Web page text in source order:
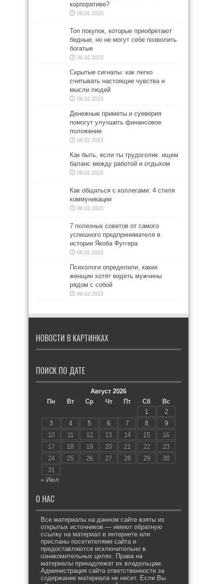
корпоративе?
06.02.2023
Топ покупок, которые приобретают
бедные, но не могут себе позволить
богатые
06.02.2023
Скрытые сигналы: как легко
считывать настоящие чувства и
мысли людей
06.02.2023
Денежные приметы и суеверия
помогут улучшить финансовое
положение
06.02.2023
Как быть, если ты трудоголик: ищем
баланс между работой и отдыхом
06.02.2023
Как общаться с коллегами: 4 стиля
коммуникации
06.02.2023
7 полезных советов от самого
успешного предпринимателя в
истории Якоба Фуггера
06.02.2023
Психологи определили, каких
женщин хотят видеть мужчины
рядом с собой
06.02.2023
НОВОСТИ В КАРТИНКАХ
ПОИСК ПО ДАТЕ
Август 2026
Пн
Вт Ср Чт Пт Сб
Вс
1
2
3
4 5 6 7 8
9
10
11 12 13 14 15
16
17
18 19 20 21 22
23
24
25 26 27 28 29
30
31
« Июл
О НАС
Все материалы на данном сайте взяты из
открытых источников — имеют обратную
ссылку на материал в интернете или
присланы посетителями сайта и
предоставляются исключительно в
ознакомительных целях. Права на
материалы принадлежат их владельцам.
Администрация сайта ответственности за
содержание материала не несет. Если Вы